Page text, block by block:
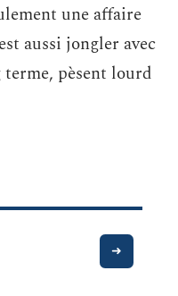
une affaire
aussi jongler avec
pèsent lourd